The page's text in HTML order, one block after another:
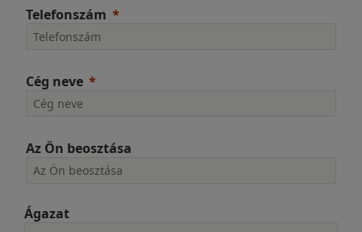
Telefonszám
Cég neve
Az Ön beosztása
Ágazat